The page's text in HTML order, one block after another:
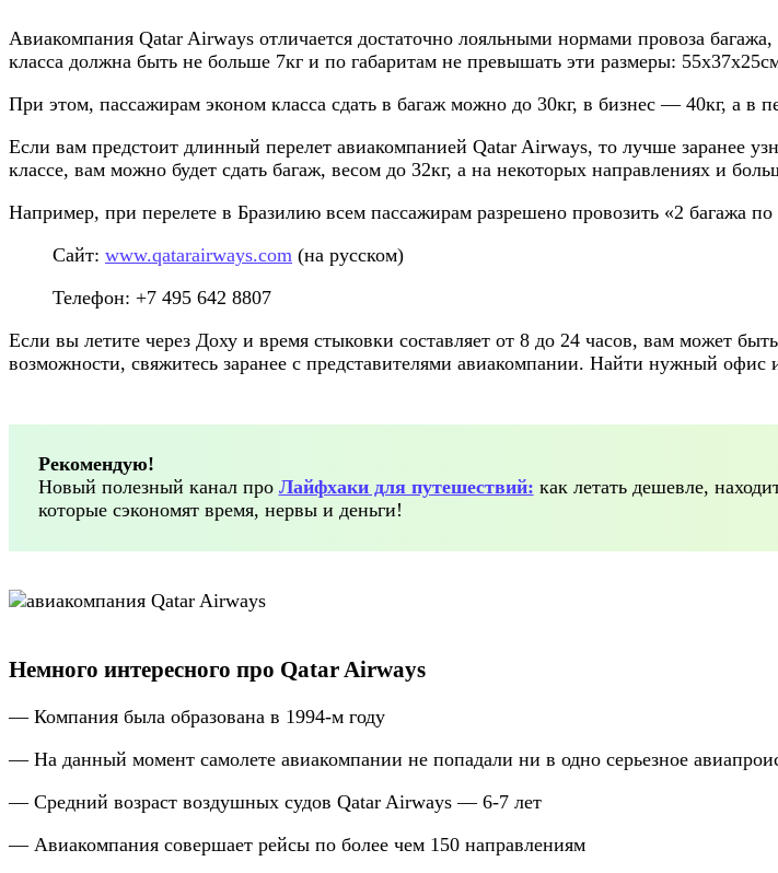
Авиакомпания Qatar Airways отличается достаточно лояльными нормами провоза
класса должна быть не больше 7кг и по габаритам не превышать эти размеры:
При этом, пассажирам эконом класса сдать в багаж можно до 30кг, в бизнес — 40кг, а в
Если вам предстоит длинный перелет авиакомпанией Qatar Airways, то лучше заранее
классе, вам можно будет сдать багаж, весом до 32кг, а на некоторых направлениях и
Например, при перелете в Бразилию всем пассажирам разрешено провозить «2 багажа
Сайт: www.qatarairways.com (на русском)
Телефон: +7 495 642 8807
Если вы летите через Доху и время стыковки составляет от 8 до 24 часов, вам может
возможности, свяжитесь заранее с представителями авиакомпании. Найти нужный
Рекомендую!
Новый полезный канал про Лайфхаки для путешествий: как летать дешевле,
которые сэкономят время, нервы и деньги!
Немного интересного про Qatar Airways
— Компания была образована в 1994-м году
— На данный момент самолете авиакомпании не попадали ни в одно серьезное
— Средний возраст воздушных судов Qatar Airways — 6-7 лет
— Авиакомпания совершает рейсы по более чем 150 направлениям